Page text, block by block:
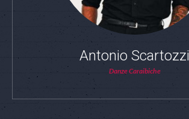
Antonio Scartozzi
Danze Caraibiche